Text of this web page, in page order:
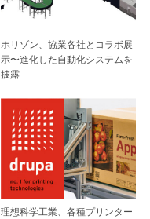
ホリゾン、協業各社とコラボ展
示〜進化した自動化システムを
披露
理想科学工業、各種プリンター